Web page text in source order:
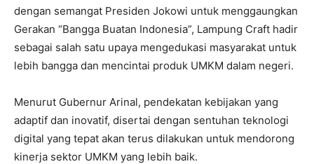
dengan semangat Presiden Jokowi untuk menggaungkan
Gerakan “Bangga Buatan Indonesia”, Lampung Craft hadir
sebagai salah satu upaya mengedukasi masyarakat untuk
lebih bangga dan mencintai produk UMKM dalam negeri.
Menurut Gubernur Arinal, pendekatan kebijakan yang
adaptif dan inovatif, disertai dengan sentuhan teknologi
digital yang tepat akan terus dilakukan untuk mendorong
kinerja sektor UMKM yang lebih baik.